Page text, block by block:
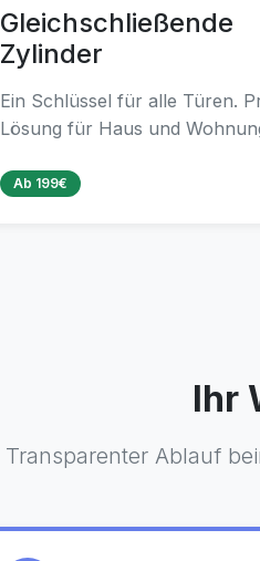
Gleichschließende
Zylinder
Ein Schlüssel für alle Türen.
Lösung für Haus und
Ab 199€
Ihr
Transparenter Ablauf